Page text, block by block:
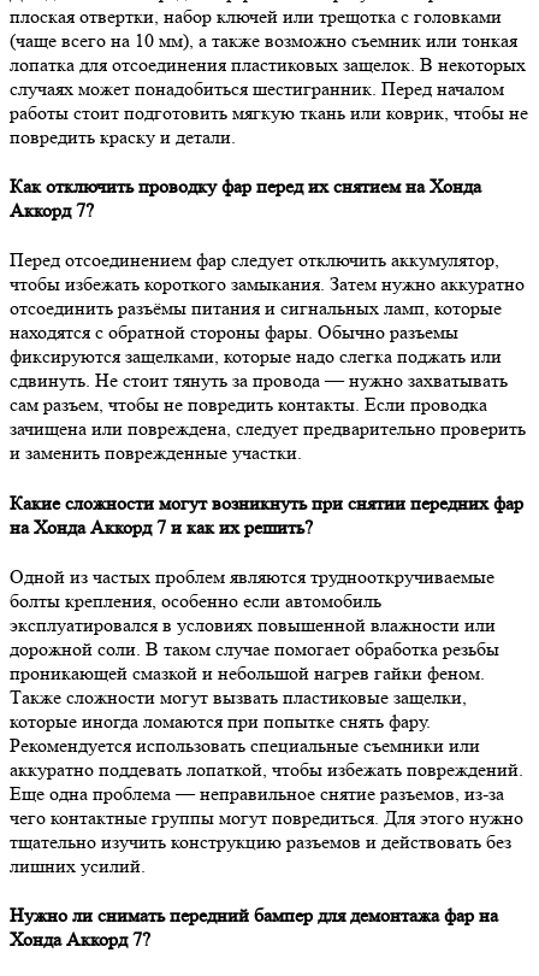
плоская отвертки, набор ключей или трещотка с головками
(чаще всего на 10 мм), а также возможно съемник или тонкая
лопатка для отсоединения пластиковых защелок. В некоторых
случаях может понадобиться шестигранник. Перед началом
работы стоит подготовить мягкую ткань или коврик, чтобы не
повредить краску и детали.
Как отключить проводку фар перед их снятием на Хонда
Аккорд 7?
Перед отсоединением фар следует отключить аккумулятор,
чтобы избежать короткого замыкания. Затем нужно аккуратно
отсоединить разъёмы питания и сигнальных ламп, которые
находятся с обратной стороны фары. Обычно разъемы
фиксируются защелками, которые надо слегка поджать или
сдвинуть. Не стоит тянуть за провода — нужно захватывать
сам разъем, чтобы не повредить контакты. Если проводка
зачищена или повреждена, следует предварительно проверить
и заменить поврежденные участки.
Какие сложности могут возникнуть при снятии передних фар
на Хонда Аккорд 7 и как их решить?
Одной из частых проблем являются труднооткручиваемые
болты крепления, особенно если автомобиль
эксплуатировался в условиях повышенной влажности или
дорожной соли. В таком случае помогает обработка резьбы
проникающей смазкой и небольшой нагрев гайки феном.
Также сложности могут вызвать пластиковые защелки,
которые иногда ломаются при попытке снять фару.
Рекомендуется использовать специальные съемники или
аккуратно поддевать лопаткой, чтобы избежать повреждений.
Еще одна проблема — неправильное снятие разъемов, из-за
чего контактные группы могут повредиться. Для этого нужно
тщательно изучить конструкцию разъемов и действовать без
лишних усилий.
Нужно ли снимать передний бампер для демонтажа фар на
Хонда Аккорд 7?